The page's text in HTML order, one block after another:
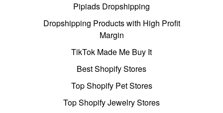
Pipiads Dropshipping
Dropshipping Products with High Profit
Margin
TikTok Made Me Buy It
Best Shopify Stores
Top Shopify Pet Stores
Top Shopify Jewelry Stores